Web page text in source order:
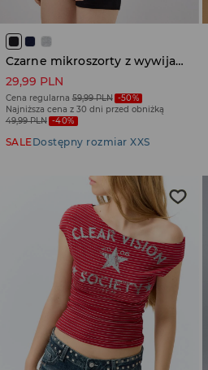
Czarne mikroszorty z wywijanym pasem
29,99 PLN
Cena regularna 59,99 PLN -50%
Najniższa cena z 30 dni przed obniżką
49,99 PLN -40%
SALEDostępny rozmiar XXS